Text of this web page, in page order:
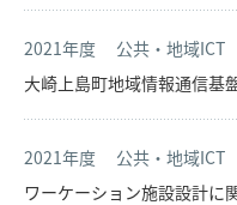
2021年度
公共・地域ICT
大崎上島町地域情報通信基
2021年度
公共・地域ICT
ワーケーション施設設計に